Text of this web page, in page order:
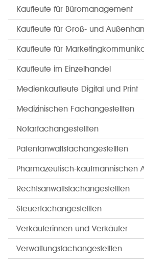
Kaufleute für Büromanagement
Kaufleute für Groß- und
Kaufleute für
Kaufleute im Einzelhandel
Medienkaufleute Digital und Print
Medizinischen Fachangestellten
Notarfachangestellten
Patentanwaltsfachangestellten
Pharmazeutisch-kaufmännischen
Rechtsanwaltsfachangestellten
Steuerfachangestellten
Verkäuferinnen und Verkäufer
Verwaltungsfachangestellten